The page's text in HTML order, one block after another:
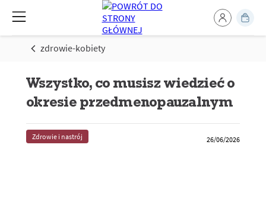
zdrowie-kobiety
Wszystko, co musisz wiedzieć o
okresie przedmenopauzalnym
Zdrowie i nastrój 26/06/2026